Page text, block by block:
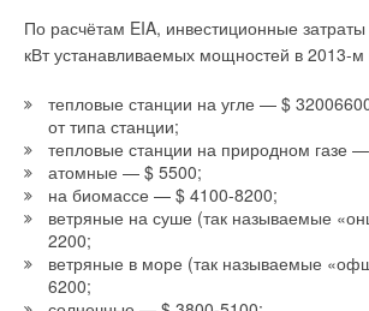
По расчётам EIA, инвестиционные затраты
кВт устанавливаемых мощностей в 2013-
тепловые станции на угле — $
от типа станции;
тепловые станции на природном газе
атомные — $ 5500;
на биомассе — $ 4100-8200;
ветряные на суше (так называемые
2200;
ветряные в море (так называемые
6200;